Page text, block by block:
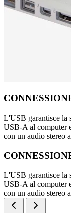
L'USB garantisce la
USB-A al computer
con un audio stereo
L'USB garantisce la
USB-A al computer
con un audio stereo